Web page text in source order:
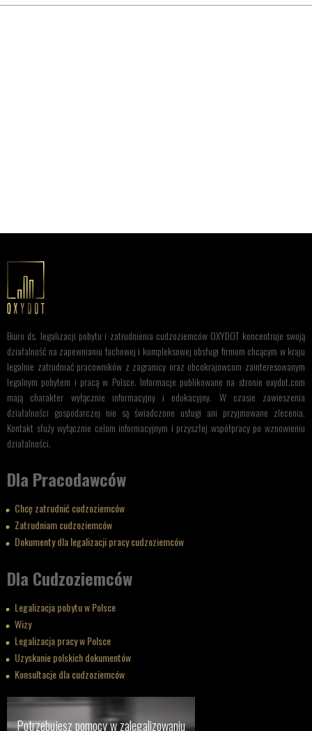
Biuro ds. legalizacji pobytu i zatrudnienia cudzoziemców OXYDOT koncentruje swoją
działalność na zapewnianiu fachowej i kompleksowej obsługi firmom chcącym w kraju
legalnie zatrudniać pracowników z zagranicy oraz obcokrajowcom zainteresowanym
legalnym pobytem i pracą w Polsce. Informacje publikowane na stronie oxydot.com
mają charakter wyłącznie informacyjny i edukacyjny. W czasie zawieszenia
działalności gospodarczej nie są świadczone usługi ani przyjmowane zlecenia.
Kontakt służy wyłącznie celom informacyjnym i przyszłej współpracy po wznowieniu
działalności.
Dla Pracodawców
Chcę zatrudnić cudzoziemców
Zatrudniam cudzoziemców
Dokumenty dla legalizacji pracy cudzoziemców
Dla Cudzoziemców
Legalizacja pobytu w Polsce
Wizy
Legalizacja pracy w Polsce
Uzyskanie polskich dokumentów
Konsultacje dla cudzoziemców
Potrzebujesz pomocy w zalegalizowaniu